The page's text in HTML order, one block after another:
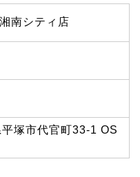
南シティ店
塚市代官町33-1 OS